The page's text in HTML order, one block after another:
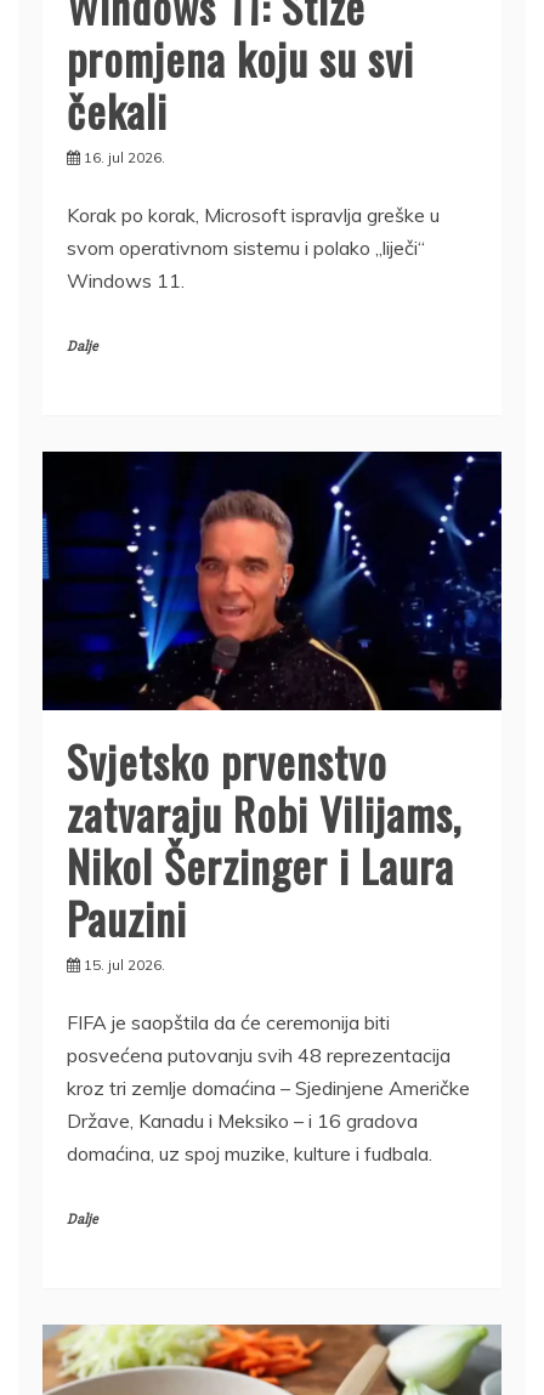
promjena koju su svi
čekali
16. jul 2026.
Korak po korak, Microsoft ispravlja greške u
svom operativnom sistemu i polako „liječi“
Windows 11.
Dalje
Svjetsko prvenstvo
zatvaraju Robi Vilijams,
Nikol Šerzinger i Laura
Pauzini
15. jul 2026.
FIFA je saopštila da će ceremonija biti
posvećena putovanju svih 48 reprezentacija
kroz tri zemlje domaćina – Sjedinjene Američke
Države, Kanadu i Meksiko – i 16 gradova
domaćina, uz spoj muzike, kulture i fudbala.
Dalje